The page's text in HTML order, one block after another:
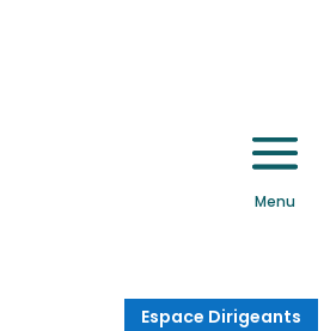
Espace Dirigeants